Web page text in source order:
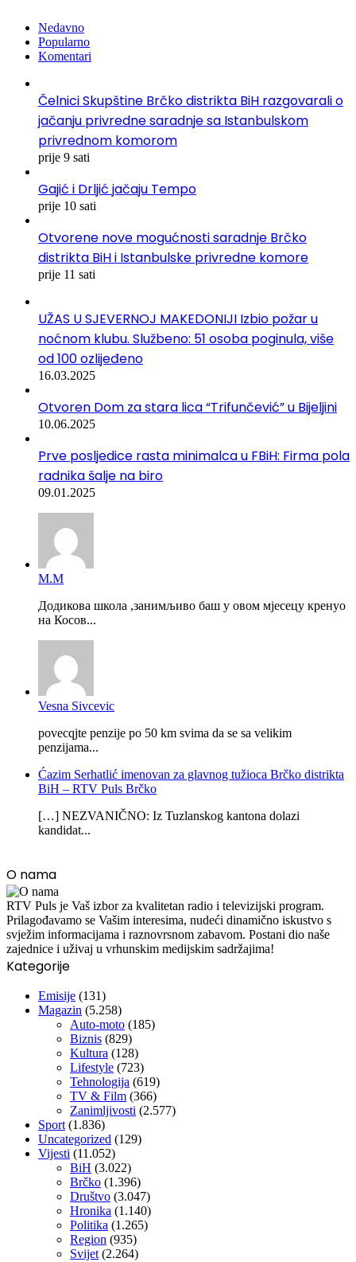
Nedavno
Popularno
Komentari
Čelnici Skupštine Brčko distrikta BiH razgovarali o
jačanju privredne saradnje sa Istanbulskom
privrednom komorom
prije 9 sati
Gajić i Drljić jačaju Tempo
prije 10 sati
Otvorene nove mogućnosti saradnje Brčko
distrikta BiH i Istanbulske privredne komore
prije 11 sati
UŽAS U SJEVERNOJ MAKEDONIJI Izbio požar u
noćnom klubu. Službeno: 51 osoba poginula, više
od 100 ozlijeđeno
16.03.2025
Otvoren Dom za stara lica “Trifunčević” u Bijeljini
10.06.2025
Prve posljedice rasta minimalca u FBiH: Firma pola
radnika šalje na biro
09.01.2025
М.М
Додикова школа ,занимљиво баш у овом мјесецу кренуо
на Косов...
Vesna Sivcevic
povecqjte penzije po 50 km svima da se sa velikim
penzijama...
Ćazim Serhatlić imenovan za glavnog tužioca Brčko distrikta
BiH – RTV Puls Brčko
[…] NEZVANIČNO: Iz Tuzlanskog kantona dolazi
kandidat...
O nama
RTV Puls je Vaš izbor za kvalitetan radio i televizijski program.
Prilagođavamo se Vašim interesima, nudeći dinamično iskustvo s
svježim informacijama i raznovrsnom zabavom. Postani dio naše
zajednice i uživaj u vrhunskim medijskim sadržajima!
Kategorije
Emisije (131)
Magazin (5.258)
Auto-moto (185)
Biznis (829)
Kultura (128)
Lifestyle (723)
Tehnologija (619)
TV & Film (366)
Zanimljivosti (2.577)
Sport (1.836)
Uncategorized (129)
Vijesti (11.052)
BiH (3.022)
Brčko (1.396)
Društvo (3.047)
Hronika (1.140)
Politika (1.265)
Region (935)
Svijet (2.264)